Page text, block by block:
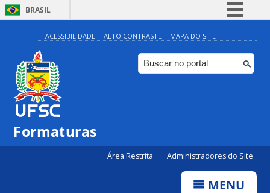
BRASIL
Simplifique!
Comunica BR
Participe
ACESSIBILIDADE ALTO CONTRASTE MAPA DO SITE
Formaturas
Área Restrita Administradores do Site
MENU